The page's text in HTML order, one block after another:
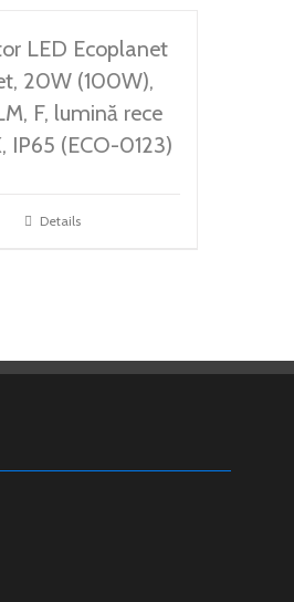
LED Ecoplanet
20W (100W),
F, lumină rece
IP65 (ECO-0123)
Details